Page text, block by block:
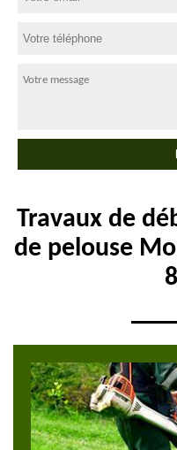
Travaux de
de pelouse